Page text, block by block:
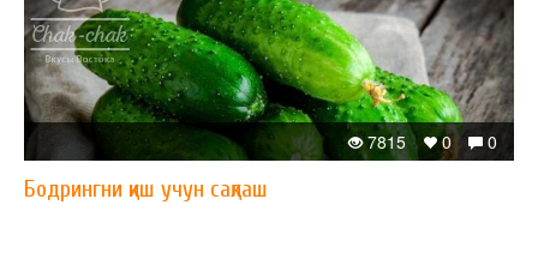
0
0
7815
Бодрингни қиш учун сақлаш